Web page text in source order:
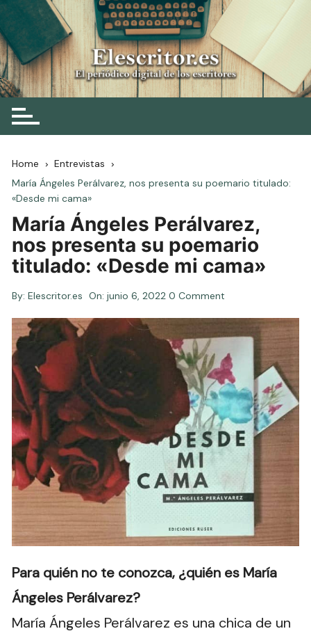
Skip
to
content
Elescritor.es
El periódico digital de los escritores
Home
Entrevistas
María Ángeles Perálvarez, nos presenta su poemario titulado:
«Desde mi cama»
María Ángeles Perálvarez,
nos presenta su poemario
titulado: «Desde mi cama»
By: Elescritor.es On:junio 6, 2022 0 Comment
Para quién no te conozca, ¿quién es María
Ángeles Perálvarez?
María Ángeles Perálvarez es una chica de un